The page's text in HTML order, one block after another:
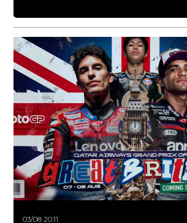
03/08 20:11